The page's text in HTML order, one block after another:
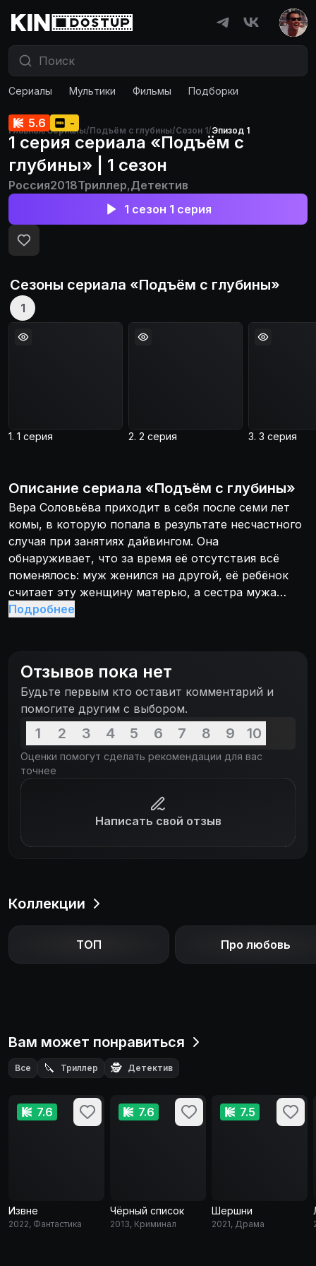
Сериалы Мультики Фильмы Подборки
Главная/Сериалы/Подъём с глубины/Сезон 1/Эпизод 1
5.6 -
1 серия сериала «Подъём с
глубины» | 1 сезон
Россия2018Триллер,Детектив
1 сезон 1 серия
Сезоны сериала «Подъём с глубины»
1
1. 1 серия 2. 2 серия 3. 3 серия
Описание сериала «Подъём с глубины»
Вера Соловьёва приходит в себя после семи лет
комы, в которую попала в результате несчастного
случая при занятиях дайвингом. Она
обнаруживает, что за время её отсутствия всё
поменялось: муж женился на другой, её ребёнок
считает эту женщину матерью, а сестра мужа
стала опасной сумасшедшей. Вере приходится
Подробнее
Отзывов пока нет
Будьте первым кто оставит комментарий и
помогите другим с выбором.
1 2 3 4 5 6 7 8 9 10
Оценки помогут сделать рекомендации для вас
точнее
Написать свой отзыв
Коллекции
ТОП Про любовь
Вам может понравиться
Все 🔪 Триллер 🕵️ Детектив
7.6
Извне
2022, Фантастика
7.6
Чёрный список
2013, Криминал
7.5
Шершни
2021, Драма